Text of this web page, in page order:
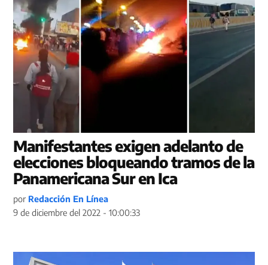
Manifestantes exigen adelanto de
elecciones bloqueando tramos de la
Panamericana Sur en Ica
por Redacción En Línea
9 de diciembre del 2022 - 10:00:33